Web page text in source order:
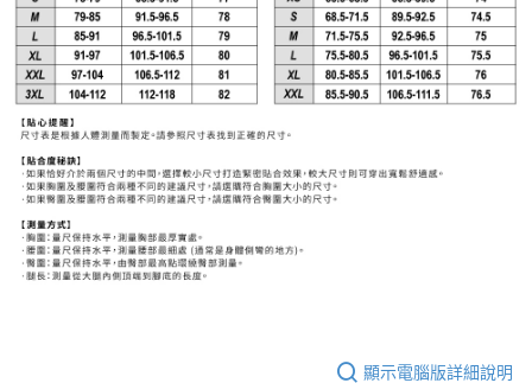
顯示電腦版詳細說明